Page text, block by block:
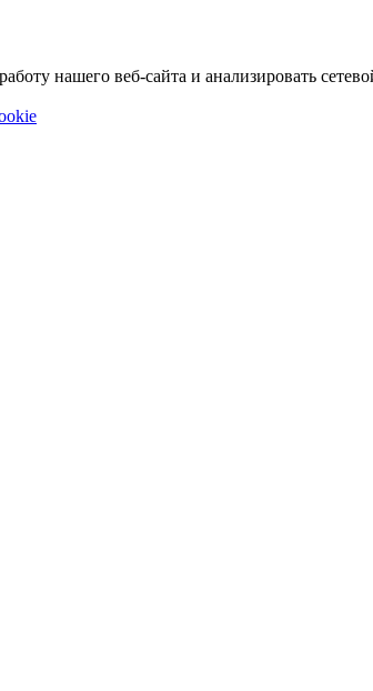
нашего веб-сайта и анализировать